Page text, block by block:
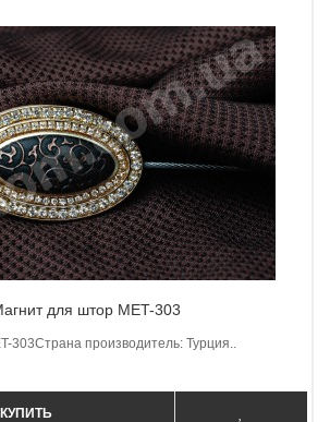
для штор MET-303
303Страна производитель: Турция..
КУПИТЬ